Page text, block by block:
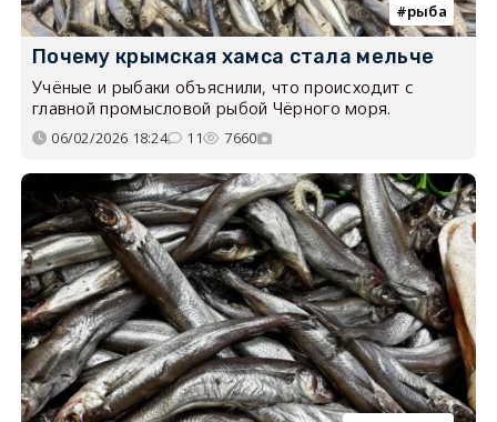
рыба
Почему крымская хамса стала мельче
Учёные и рыбаки объяснили, что происходит с
главной промысловой рыбой Чёрного моря.
06/02/2026 18:24 11 7660